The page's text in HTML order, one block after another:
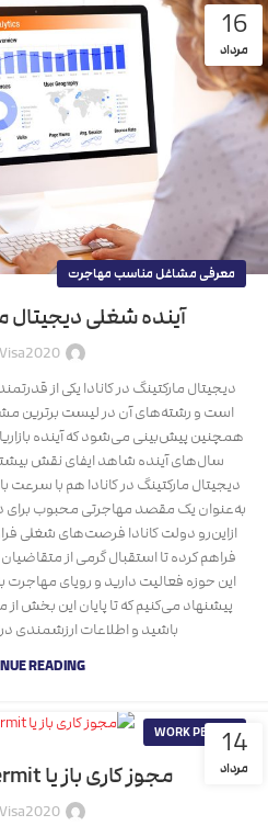
16
مرداد
معرفی مشاغل مناسب مهاجرت
آینده شغلی دیجیتال
Visa2020
دیجیتال مارکتینگ در کانادا یکی از
است و رشته‌های آن در لیست برترین
همچنین پیش‌بینی می‌شود که آینده
سال‌های آینده شاهد ایفای نقش
دیجیتال مارکتینگ در کانادا هم با
به‌عنوان یک مقصد مهاجرتی محبوب برای
ازاین‌رو دولت کانادا فرصت‌های شغلی
فراهم کرده تا استقبال گرمی از
این حوزه فعالیت دارید و رویای مهاجرت
باشید و اطلاعات ارزشمندی
READING
14
مرداد
WORK PERMIT
مجوز کاری باز یا Open Work Permit
Visa2020